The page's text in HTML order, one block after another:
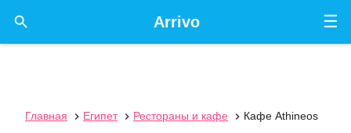
☰
Arrivo

Главная  Египет  Рестораны и кафе  Кафе Athineos